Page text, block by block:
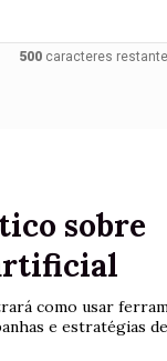
500 caracteres
sobre
como usar
e estratégias